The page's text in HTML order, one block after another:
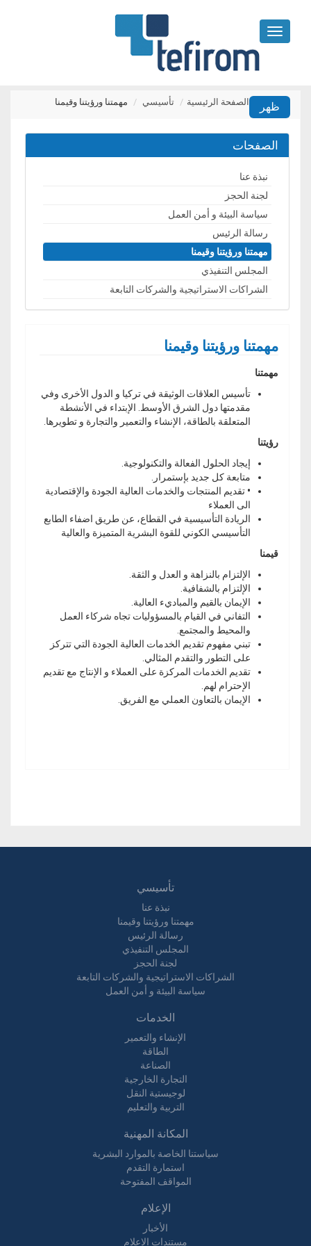
Toggle
navigation
الصفحة الرئيسية تأسيسي مهمتنا ورؤيتنا وقيمنا
الصفحات
نبذة عنا
لجنة الحجز
سياسة البيئة و أمن العمل
رسالة الرئيس
مهمتنا ورؤيتنا وقيمنا
المجلس التنفيذي
الشراكات الاستراتيجية والشركات التابعة
مهمتنا ورؤيتنا وقيمنا
مهمتنا
تأسيس العلاقات الوثيقة في تركيا و الدول الأخرى وفي
مقدمتها دول الشرق الأوسط. الإبتداء في الأنشطة
المتعلقة بالطاقة، الإنشاء والتعمير والتجارة و تطويرها.
رؤيتنا
إيجاد الحلول الفعالة والتكنولوجية.
متابعة كل جديد بإستمرار.
• تقديم المنتجات والخدمات العالية الجودة والإقتصادية
الى العملاء
الريادة التأسيسية في القطاع، عن طريق اضفاء الطابع
التأسيسي الكوني للقوة البشرية المتميزة والعالية
قيمنا
الإلتزام بالنزاهة و العدل و الثقة.
الإلتزام بالشفافية.
الإيمان بالقيم والمباديء العالية.
التفاني في القيام بالمسؤوليات تجاه شركاء العمل
والمحيط والمجتمع.
تبني مفهوم تقديم الخدمات العالية الجودة التي تتركز
على التطور والتقدم المثالي.
تقديم الخدمات المركزة على العملاء و الإنتاج مع تقديم
الإحترام لهم.
الإيمان بالتعاون العملي مع الفريق.
تأسيسي
نبذة عنا
مهمتنا ورؤيتنا وقيمنا
رسالة الرئيس
المجلس التنفيذي
لجنة الحجز
الشراكات الاستراتيجية والشركات التابعة
سياسة البيئة و أمن العمل
الخدمات
الإنشاء والتعمير
الطاقة
الصناعة
التجارة الخارجية
لوجيستية النقل
التربية والتعليم
المكانة المهنية
سياستنا الخاصة بالموارد البشرية
استمارة التقدم
المواقف المفتوحة
الإعلام
الأخبار
مستندات الإعلام